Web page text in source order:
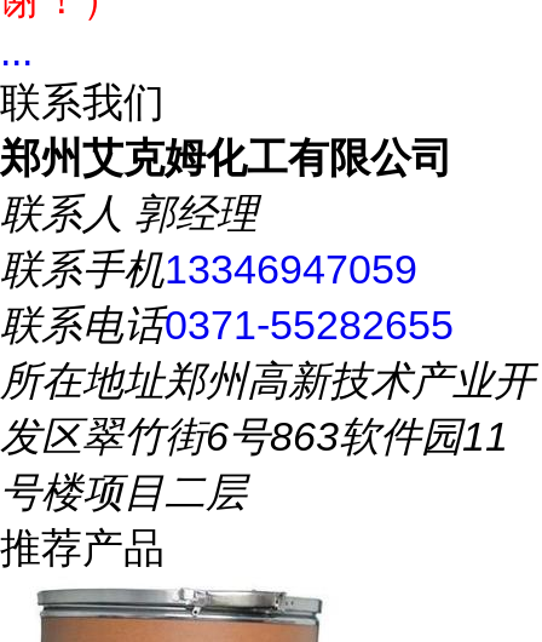
...
联系我们
郑州艾克姆化工有限公司
联系人 郭经理
联系手机13346947059
联系电话0371-55282655
所在地址郑州高新技术产业开
发区翠竹街6号863软件园11
号楼项目二层
推荐产品